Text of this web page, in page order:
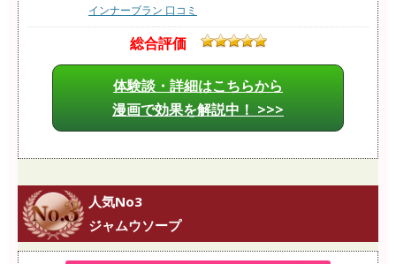
インナーブラン 口コミ
総合評価
体験談・詳細はこちらから
漫画で効果を解説中！ >>>
人気No3
ジャムウソープ